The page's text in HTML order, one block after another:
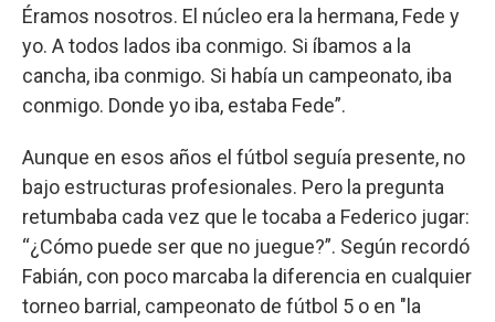
Éramos nosotros. El núcleo era la hermana, Fede y
yo. A todos lados iba conmigo. Si íbamos a la
cancha, iba conmigo. Si había un campeonato, iba
conmigo. Donde yo iba, estaba Fede”.
Aunque en esos años el fútbol seguía presente, no
bajo estructuras profesionales. Pero la pregunta
retumbaba cada vez que le tocaba a Federico jugar:
“¿Cómo puede ser que no juegue?”. Según recordó
Fabián, con poco marcaba la diferencia en cualquier
torneo barrial, campeonato de fútbol 5 o en "la